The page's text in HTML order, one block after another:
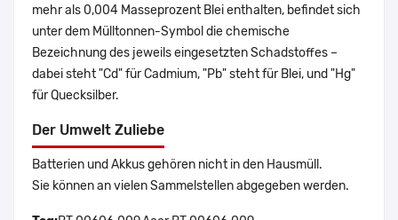
mehr als 0,004 Masseprozent Blei enthalten, befindet sich
unter dem Mülltonnen-Symbol die chemische
Bezeichnung des jeweils eingesetzten Schadstoffes –
dabei steht "Cd" für Cadmium, "Pb" steht für Blei, und "Hg"
für Quecksilber.
Der Umwelt Zuliebe
Batterien und Akkus gehören nicht in den Hausmüll.
Sie können an vielen Sammelstellen abgegeben werden.